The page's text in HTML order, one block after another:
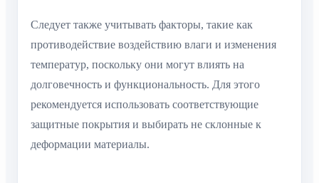
Следует также учитывать факторы, такие как
противодействие воздействию влаги и изменения
температур, поскольку они могут влиять на
долговечность и функциональность. Для этого
рекомендуется использовать соответствующие
защитные покрытия и выбирать не склонные к
деформации материалы.